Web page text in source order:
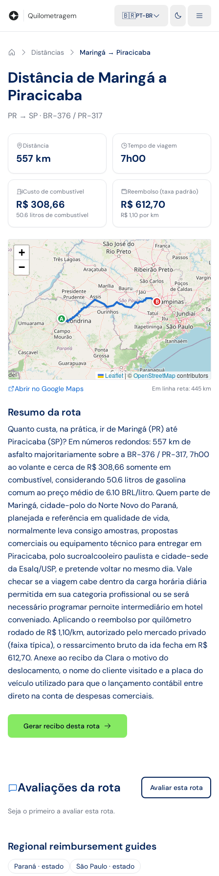
Quilometragem 🇧🇷PT-BR
Distâncias Maringá → Piracicaba
Distância de Maringá a
Piracicaba
PR → SP· BR-376 / PR-317
Distância
557 km
Tempo de viagem
7h00
Custo de combustível
R$ 308,66
50.6 litros de combustível
Reembolso (taxa padrão)
R$ 612,70
R$ 1,10 por km
A
B
+
−
Leaflet |©OpenStreetMapcontributors
Abrir no Google Maps Em linha reta: 445 km
Resumo da rota
Quanto custa, na prática, ir de Maringá (PR) até
Piracicaba (SP)? Em números redondos: 557 km de
asfalto majoritariamente sobre a BR-376 / PR-317, 7h00
ao volante e cerca de R$ 308,66 somente em
combustível, considerando 50.6 litros de gasolina
comum ao preço médio de 6.10 BRL/litro. Quem parte de
Maringá, cidade-polo do Norte Novo do Paraná,
planejada e referência em qualidade de vida,
normalmente leva consigo amostras, propostas
comerciais ou equipamento técnico para entregar em
Piracicaba, polo sucroalcooleiro paulista e cidade-sede
da Esalq/USP, e pretende voltar no mesmo dia. Vale
checar se a viagem cabe dentro da carga horária diária
permitida em sua categoria profissional ou se será
necessário programar pernoite intermediário em hotel
conveniado. Aplicando o reembolso por quilômetro
rodado de R$ 1,10/km, autorizado pelo mercado privado
(faixa típica), o ressarcimento bruto da ida fecha em R$
612,70. Anexe ao recibo da Clara o motivo do
deslocamento, o nome do cliente visitado e a placa do
veículo utilizado para que o lançamento contábil entre
direto na conta de despesas comerciais.
Gerar recibo desta rota
Avaliações da rota Avaliar esta rota
Seja o primeiro a avaliar esta rota.
Regional reimbursement guides
Paraná · estado São Paulo · estado